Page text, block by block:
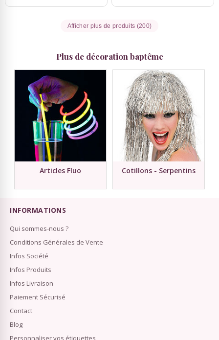
Afficher plus de produits (200)
Plus de décoration baptême
Articles Fluo Cotillons - Serpentins
INFORMATIONS
Qui sommes-nous ?
Conditions Générales de Vente
Infos Société
Infos Produits
Infos Livraison
Paiement Sécurisé
Contact
Blog
Personnaliser vos étiquettes